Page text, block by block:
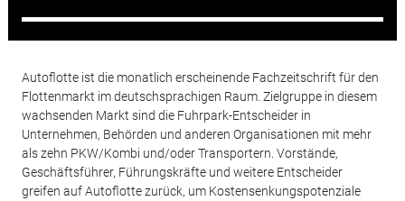
Autoflotte ist die monatlich erscheinende Fachzeitschrift für den
Flottenmarkt im deutschsprachigen Raum. Zielgruppe in diesem
wachsenden Markt sind die Fuhrpark-Entscheider in
Unternehmen, Behörden und anderen Organisationen mit mehr
als zehn PKW/Kombi und/oder Transportern. Vorstände,
Geschäftsführer, Führungskräfte und weitere Entscheider
greifen auf Autoflotte zurück, um Kostensenkungspotenziale